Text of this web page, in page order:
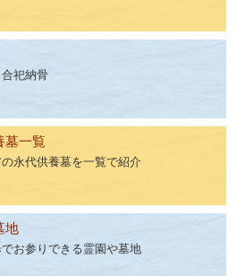
祀納骨
墓一覧
永代供養墓を一覧で紹介
地
お参りできる霊園や墓地